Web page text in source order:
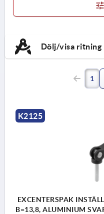
Dölj/visa ritning
1
K2125
EXCENTERSPAK
B=13,8, ALUMINIUM